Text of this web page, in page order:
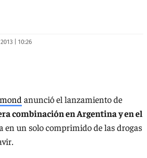
2013 | 10:26
anunció el lanzamiento de
combinación en Argentina y en el
en un solo comprimido de las drogas